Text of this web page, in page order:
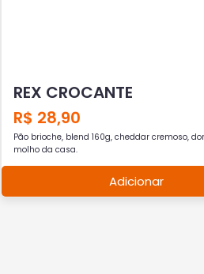
REX CROCANTE
R$ 28,90
Pão brioche, blend 160g, cheddar cremoso,
molho da casa.
Adicionar